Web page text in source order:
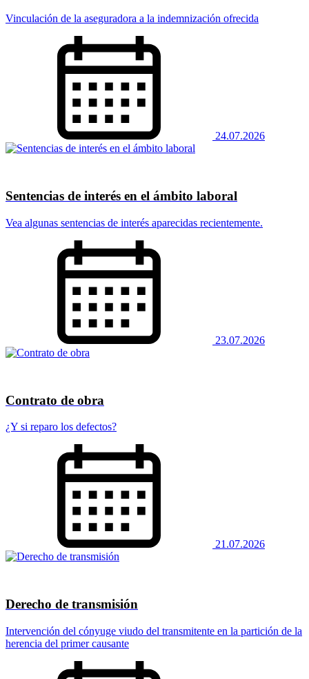
Vinculación de la aseguradora a la indemnización ofrecida
24.07.2026
Sentencias de interés en el ámbito laboral
Vea algunas sentencias de interés aparecidas recientemente.
23.07.2026
Contrato de obra
¿Y si reparo los defectos?
21.07.2026
Derecho de transmisión
Intervención del cónyuge viudo del transmitente en la partición de la
herencia del primer causante